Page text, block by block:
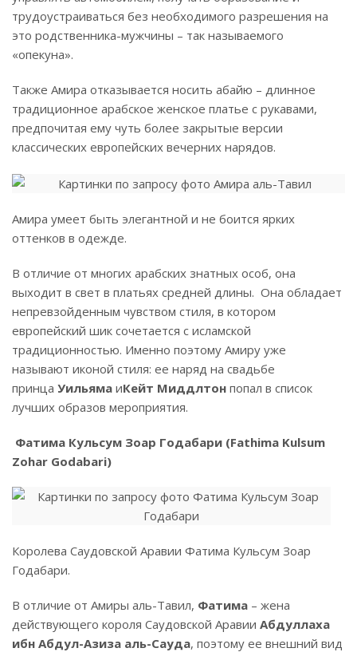
трудоустраиваться без необходимого разрешения на
это родственника-мужчины – так называемого
«опекуна».
Также Амира отказывается носить абайю – длинное
традиционное арабское женское платье с рукавами,
предпочитая ему чуть более закрытые версии
классических европейских вечерних нарядов.
Амира умеет быть элегантной и не боится ярких
оттенков в одежде.
В отличие от многих арабских знатных особ, она
выходит в свет в платьях средней длины. Она обладает
непревзойденным чувством стиля, в котором
европейский шик сочетается с исламской
традиционностью. Именно поэтому Амиру уже
называют иконой стиля: ее наряд на свадьбе
принца Уильяма иКейт Миддлтон попал в список
лучших образов мероприятия.
Фатима Кульсум Зоар Годабари (Fathima Kulsum
Zohar Godabari)
Королева Саудовской Аравии Фатима Кульсум Зоар
Годабари.
В отличие от Амиры аль-Тавил, Фатима – жена
действующего короля Саудовской Аравии Абдуллаха
ибн Абдул-Азиза аль-Сауда, поэтому ее внешний вид